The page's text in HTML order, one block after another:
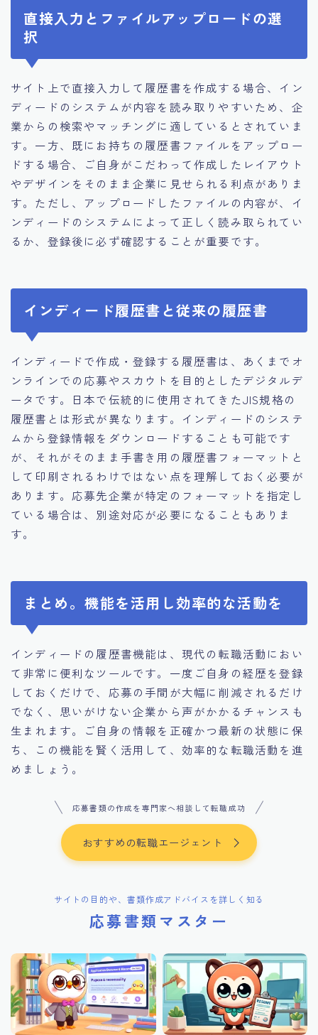
直接入力とファイルアップロードの選
択
サイト上で直接入力して履歴書を作成する場合、イン
ディードのシステムが内容を読み取りやすいため、企
業からの検索やマッチングに適しているとされていま
す。一方、既にお持ちの履歴書ファイルをアップロー
ドする場合、ご自身がこだわって作成したレイアウト
やデザインをそのまま企業に見せられる利点がありま
す。ただし、アップロードしたファイルの内容が、イ
ンディードのシステムによって正しく読み取られてい
るか、登録後に必ず確認することが重要です。
インディード履歴書と従来の履歴書
インディードで作成・登録する履歴書は、あくまでオ
ンラインでの応募やスカウトを目的としたデジタルデ
ータです。日本で伝統的に使用されてきたJIS規格の
履歴書とは形式が異なります。インディードのシステ
ムから登録情報をダウンロードすることも可能です
が、それがそのまま手書き用の履歴書フォーマットと
して印刷されるわけではない点を理解しておく必要が
あります。応募先企業が特定のフォーマットを指定し
ている場合は、別途対応が必要になることもありま
す。
まとめ。機能を活用し効率的な活動を
インディードの履歴書機能は、現代の転職活動におい
て非常に便利なツールです。一度ご自身の経歴を登録
しておくだけで、応募の手間が大幅に削減されるだけ
でなく、思いがけない企業から声がかかるチャンスも
生まれます。ご自身の情報を正確かつ最新の状態に保
ち、この機能を賢く活用して、効率的な転職活動を進
めましょう。
応募書類の作成を専門家へ相談して転職成功
おすすめの転職エージェント
サイトの目的や、書類作成アドバイスを詳しく知る
応募書類マスター